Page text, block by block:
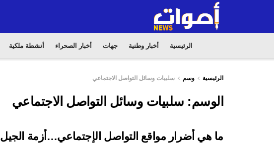
الرئيسية أخبار وطنية جهات أخبار الصحراء أنشطة ملكية
الرئيسية وسم سلبيات وسائل التواصل الاجتماعي
الوسم: سلبيات وسائل التواصل الاجتماعي
ما هي أضرار مواقع التواصل الإجتماعي…أزمة الجيل